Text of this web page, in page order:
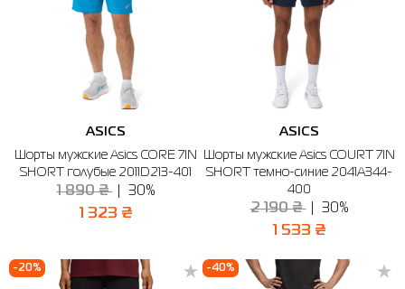
ASICS
Шорты мужские Asics CORE 7IN
SHORT голубые 2011D213-401
1 890 ₴ 30%
1 323 ₴
ASICS
Шорты мужские Asics COURT 7IN
SHORT темно-синие 2041A344-
400
2 190 ₴ 30%
1 533 ₴
-20% -40%